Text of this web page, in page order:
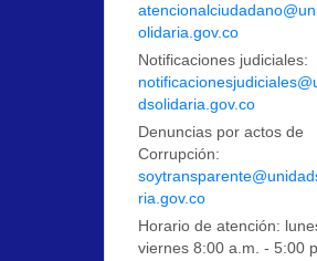
olidaria.gov.co
Notificaciones judiciales:
dsolidaria.gov.co
Denuncias por actos de
Corrupción:
ria.gov.co
Horario de atención:
viernes 8:00 a.m. - 5:00